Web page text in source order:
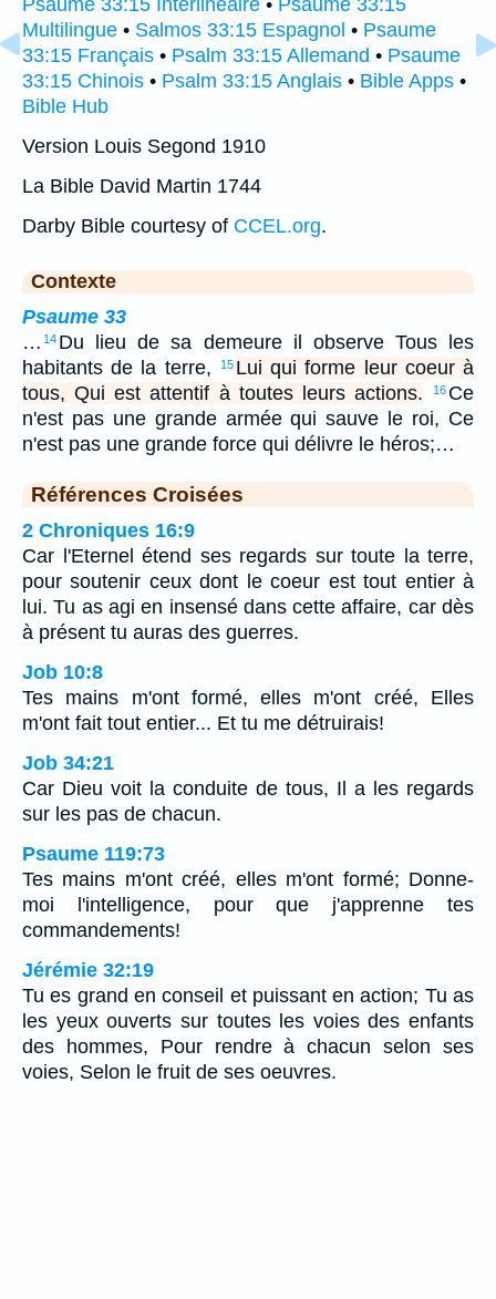
Psaume 33:15 Interlinéaire • Psaume 33:15
Multilingue • Salmos 33:15 Espagnol • Psaume
33:15 Français • Psalm 33:15 Allemand • Psaume
33:15 Chinois • Psalm 33:15 Anglais • Bible Apps •
Bible Hub
Version Louis Segond 1910
La Bible David Martin 1744
Darby Bible courtesy of CCEL.org.
Contexte
Psaume 33
… 14 Du lieu de sa demeure il observe Tous les
habitants de la terre,
15 Lui qui forme leur coeur à
tous, Qui est attentif à toutes leurs actions.
16 Ce
n'est pas une grande armée qui sauve le roi, Ce
n'est pas une grande force qui délivre le héros;…
Références Croisées
2 Chroniques 16:9
Car l'Eternel étend ses regards sur toute la terre,
pour soutenir ceux dont le coeur est tout entier à
lui. Tu as agi en insensé dans cette affaire, car dès
à présent tu auras des guerres.
Job 10:8
Tes mains m'ont formé, elles m'ont créé, Elles
m'ont fait tout entier... Et tu me détruirais!
Job 34:21
Car Dieu voit la conduite de tous, Il a les regards
sur les pas de chacun.
Psaume 119:73
Tes mains m'ont créé, elles m'ont formé; Donne-
moi l'intelligence, pour que j'apprenne tes
commandements!
Jérémie 32:19
Tu es grand en conseil et puissant en action; Tu as
les yeux ouverts sur toutes les voies des enfants
des hommes, Pour rendre à chacun selon ses
voies, Selon le fruit de ses oeuvres.